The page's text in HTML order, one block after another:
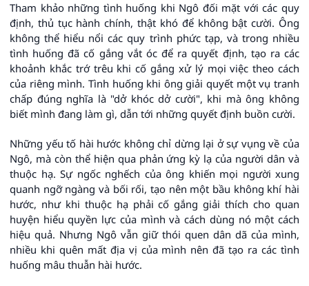
Tham khảo những tình huống khi Ngô đối mặt với các quy
định, thủ tục hành chính, thật khó để không bật cười. Ông
không thể hiểu nổi các quy trình phức tạp, và trong nhiều
tình huống đã cố gắng vắt óc để ra quyết định, tạo ra các
khoảnh khắc trớ trêu khi cố gắng xử lý mọi việc theo cách
của riêng mình. Tình huống khi ông giải quyết một vụ tranh
chấp đúng nghĩa là "dở khóc dở cười", khi mà ông không
biết mình đang làm gì, dẫn tới những quyết định buồn cười.
Những yếu tố hài hước không chỉ dừng lại ở sự vụng về của
Ngô, mà còn thể hiện qua phản ứng kỳ lạ của người dân và
thuộc hạ. Sự ngốc nghếch của ông khiến mọi người xung
quanh ngỡ ngàng và bối rối, tạo nên một bầu không khí hài
hước, như khi thuộc hạ phải cố gắng giải thích cho quan
huyện hiểu quyền lực của mình và cách dùng nó một cách
hiệu quả. Nhưng Ngô vẫn giữ thói quen dân dã của mình,
nhiều khi quên mất địa vị của mình nên đã tạo ra các tình
huống mâu thuẫn hài hước.